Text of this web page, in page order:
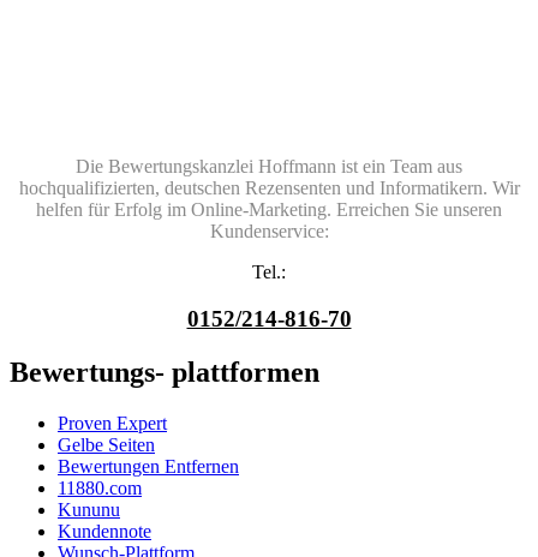
Die Bewertungskanzlei Hoffmann ist ein Team aus
hochqualifizierten, deutschen Rezensenten und Informatikern. Wir
helfen für Erfolg im Online-Marketing. Erreichen Sie unseren
Kundenservice:
Tel.:
0152/214-816-70
Bewertungs- plattformen
Proven Expert
Gelbe Seiten
Bewertungen Entfernen
11880.com
Kununu
Kundennote
Wunsch-Plattform